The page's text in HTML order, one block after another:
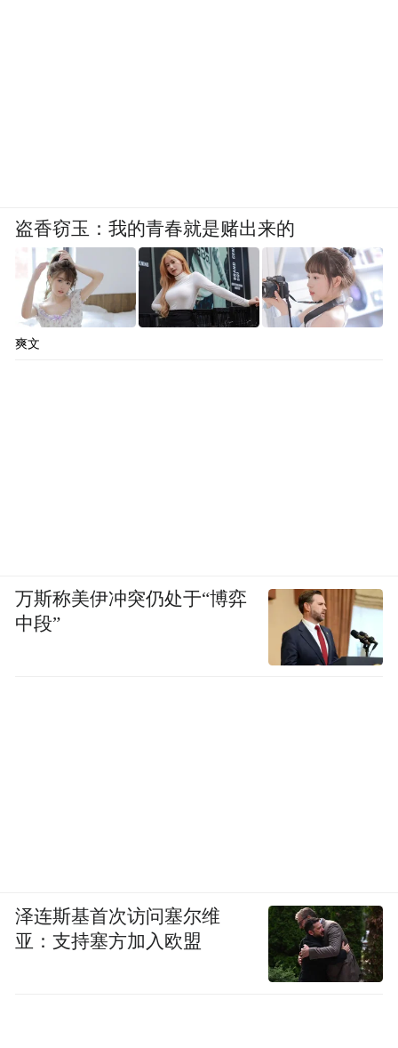
盗香窃玉：我的青春就是赌出来的
爽文
万斯称美伊冲突仍处于“博弈
中段”
泽连斯基首次访问塞尔维
亚：支持塞方加入欧盟